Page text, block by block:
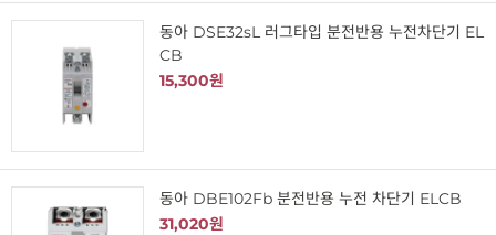
동아 DSE32sL 러그타입 분전반용 누전차단기 EL
CB
15,300원
동아 DBE102Fb 분전반용 누전 차단기 ELCB
31,020원